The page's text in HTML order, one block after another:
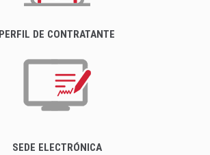
PERFIL DE CONTRATANTE
SEDE ELECTRÓNICA